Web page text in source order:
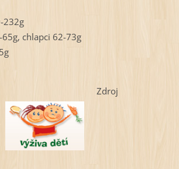
232g
chlapci 62-73g